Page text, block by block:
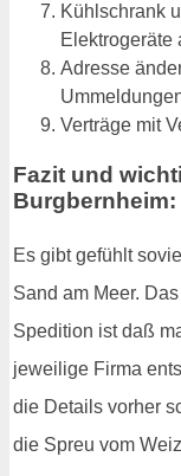
Kühlschrank
Elektrogeräte
Adresse
Verträge mit
Fazit und
Es gibt gefühlt
Sand am Meer.
Spedition ist daß
jeweilige Firma
die Details vorher
die Spreu vom